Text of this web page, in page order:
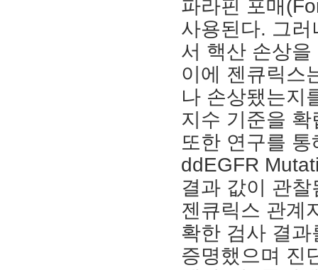
파라핀 포매
사용된다. 그
서 핵산 손상
이에 젠큐릭스
나 손상됐는지
지수 기준을 확
또한 연구를
ddEGFR
결과 값이 관
젠큐릭스 관계
확한 검사 결
증명했으며 진